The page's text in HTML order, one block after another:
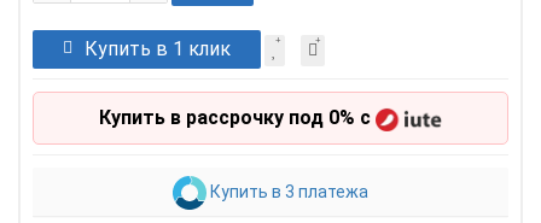
Купить в 1 клик
Купить в рассрочку под 0% с
Купить в 3 платежа